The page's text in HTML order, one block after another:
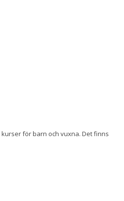
för barn och vuxna. Det finns